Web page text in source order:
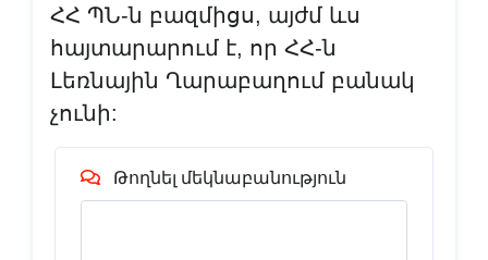
ՀՀ ՊՆ-ն բազմիցս, այժմ ևս
հայտարարում է, որ ՀՀ-ն
Լեռնային Ղարաբաղում բանակ
չունի:
Թողնել մեկնաբանություն